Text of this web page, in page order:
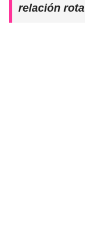
relación